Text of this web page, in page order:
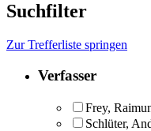
Suchfilter
Zur Trefferliste springen
Verfasser
Frey,
Schlüter,